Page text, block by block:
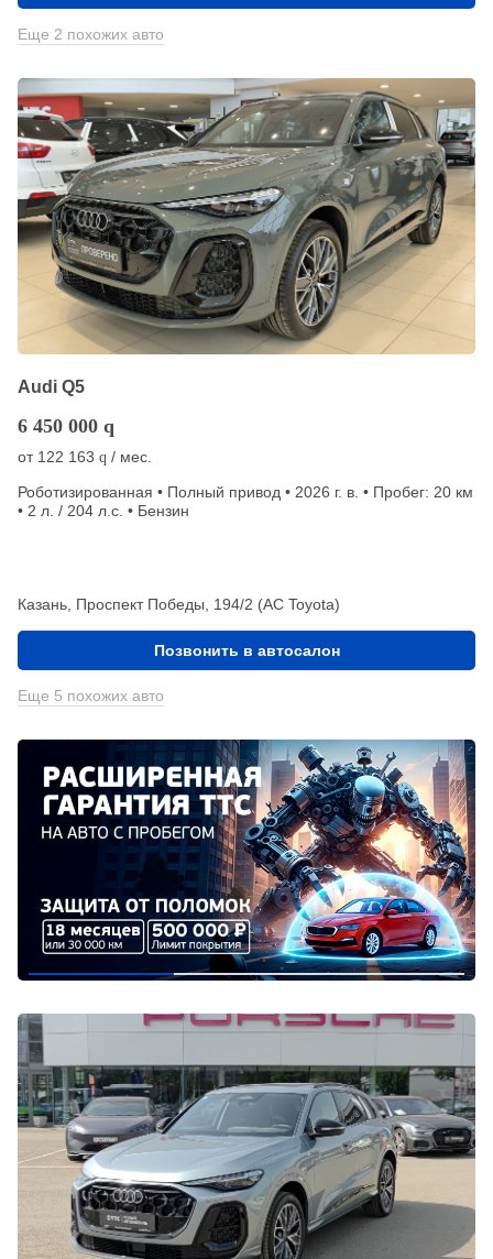
Еще 2 похожих авто
Audi Q5
6 450 000 q
от 122 163 q / мес.
Роботизированная • Полный привод • 2026 г. в. • Пробег: 20 км
• 2 л. / 204 л.с. • Бензин
Казань, Проспект Победы, 194/2 (АС Toyota)
Позвонить в автосалон
Еще 5 похожих авто